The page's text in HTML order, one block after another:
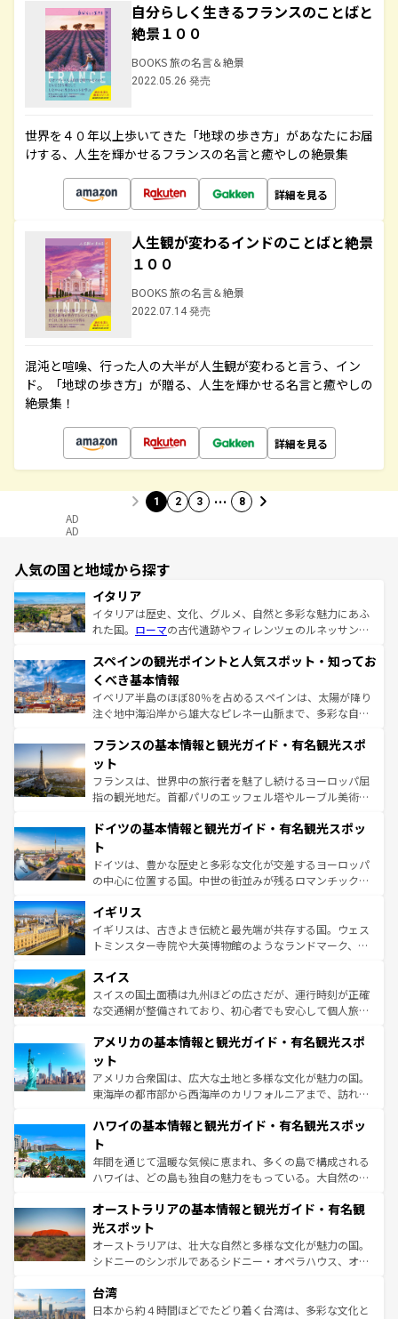
自分らしく生きるフランスのことばと
絶景１００
BOOKS 旅の名言＆絶景
2022.05.26 発売
世界を４０年以上歩いてきた「地球の歩き方」があなたにお届
けする、人生を輝かせるフランスの名言と癒やしの絶景集
詳細を見る
人生観が変わるインドのことばと絶景
１００
BOOKS 旅の名言＆絶景
2022.07.14 発売
混沌と喧噪、行った人の大半が人生観が変わると言う、イン
ド。「地球の歩き方」が贈る、人生を輝かせる名言と癒やしの
絶景集！
詳細を見る
1 2 3 … 8
AD
AD
人気の国と地域から探す
イタリア
イタリアは歴史、文化、グルメ、自然と多彩な魅力にあふ
れた国。 ローマの古代遺跡やフィレンツェのルネッサンス
ろん、トスカーナの美しい田園風景やアマルフィ海岸の絶
景など、自然景観も見逃せない。観光の合間には、本場の
ピザやパスタなど、絶品のイタリア料理を堪能することも
できる。朝目覚めてから夜眠るまで、すべての瞬間を楽し
なお、新着のイタリア情報はコンテンツ一覧を参照してほ
しい。
スペインの観光ポイントと人気スポット・知ってお
くべき基本情報
イベリア半島のほぼ80％を占めるスペインは、太陽が降り
注ぐ地中海沿岸から雄大なピレネー山脈まで、多彩な自然
文化が根付くこの国では、情熱的なフラメンコ、熱気あふ
れる闘牛、そして美味しいタパスが生活の一部となってい
る。首都マドリードの洗練された雰囲気や、バルセロナの
アートに溢れた街角から、地方では古代ローマ遺跡や中世
せる。地方によって風土や気候が異なるスペインはその個
ンテンツ一覧 を参照してほしい。
フランスの基本情報と観光ガイド・有名観光スポ
ット
フランスは、世界中の旅行者を魅了し続けるヨーロッパ屈
指の観光地だ。首都パリのエッフェル塔やルーブル美術館
で、幅広い魅力が詰まっている。華麗な宮殿、歴史的な大
聖堂、美しいビーチ、そして豊かな自然が、訪れる者を心
から魅了する。また、フランスは美食の国としても知ら
れ、フランス料理はユネスコ無形文化遺産にも登録されて
香り高いラベンダー畑など、多彩な楽しみ方が可能だ。さ
らに、パリ以外の地域にも魅力が溢れており、どの街角に
も豊かな歴史と文化が息づいている。パリ以外の個性あふ
を参照してほしい。
ドイツの基本情報と観光ガイド・有名観光スポッ
ト
ドイツは、豊かな歴史と多彩な文化が交差するヨーロッパ
の中心に位置する国。中世の街並みが残るロマンチック街
顔を持つこの国は、どこを歩いても飽きることがない。ベ
ルリンの文化的活気、バイエルン州のアルプスの絶景、そ
してライン川沿いのワイン畑といった風景は必見。ビール
は、お酒好きな人にはぜひ体験してほしい。 なお、新着の
ドイツ情報はコンテンツ一覧を参照してほしい。
イギリス
イギリスは、古きよき伝統と最先端が共存する国。ウェス
トミンスター寺院や大英博物館のようなランドマーク、歴
リアごとに異なる魅力がある。また、優雅なアフタヌーン
ティー、ビール好きにはたまらない英国パブ、サッカー観
戦など、本場だからこそできる体験も豊富。イギリスを旅
ンツ一覧を参照してほしい。
スイス
スイスの国土面積は九州ほどの広さだが、運行時刻が正確
な交通網が整備されており、初心者でも安心して個人旅行
の建物がそのまま残る町や、スイスならではのユニークな
博物館もあり、アルプス観光だけでなく町歩きも満喫する
ことができる。国民の所得が高いため物価も高いが、旅行
者向けの交通パス提供のサービスもあり、うまく活用すれ
着のスイス情報はコンテンツ一覧を参照してほしい。
アメリカの基本情報と観光ガイド・有名観光スポ
ット
アメリカ合衆国は、広大な土地と多様な文化が魅力の国。
東海岸の都市部から西海岸のカリフォルニアまで、訪れる
のような巨大都市は、観光、ショッピング、エンターテイ
ンメントが詰まった刺激的なスポットだ。一方、アメリカ
西部には大自然が広がり、グランドキャニオンやイエロー
ストーン国立公園といった絶景が堪能できる。さらに、南
文化が魅力。旅行者はアメリカの各地域で異なる魅力を楽
しみながら、その多様性と豊かな歴史を感じることができ
るだろう。車でのロードトリップや列車の旅も、アメリカ
ならではの贅沢な旅のスタイルだ。 なお、新着のアメリカ
情報は コンテンツ一覧 を参照してほしい。
ハワイの基本情報と観光ガイド・有名観光スポッ
ト
年間を通じて温暖な気候に恵まれ、多くの島で構成される
ハワイは、どの島も独自の魅力をもっている。大自然の神
ワイ島は見逃せない。また、定番の観光地といえばオアフ
島だが、静かな自然を求めるならマウイ島やカウアイ島が
おすすめ。エメラルドグリーンに輝く海をはじめ、豊かな
文化や歴史が息づいている。「アロハスピリット」と呼ば
人々、おいしいローカルフードやハワイアンミュージッ
ク、伝統的なフラダンスなど、すべてがハワイの魅力を彩
オーストラリアの基本情報と観光ガイド・有名観
光スポット
オーストラリアは、壮大な自然と多様な文化が魅力の国。
シドニーのシンボルであるシドニー・オペラハウス、オー
リアリーフや大陸中央部にそびえるウルル（エアーズロッ
ク）、タスマニアの美しい原生林やケアンズの熱帯雨林な
台湾
日本から約４時間ほどでたどり着く台湾は、多彩な文化と